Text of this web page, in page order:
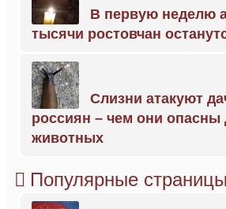
В первую неделю
тысячи ростовчан
Слизни атакуют
россиян – чем они
животных
Популярные страницы